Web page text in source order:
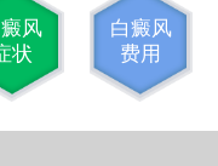
风
状
白癜风
费用